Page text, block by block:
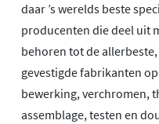
daar ’s werelds beste
producenten die deel uit
behoren tot de
gevestigde fabrikanten
bewerking, verchromen,
assemblage, testen en